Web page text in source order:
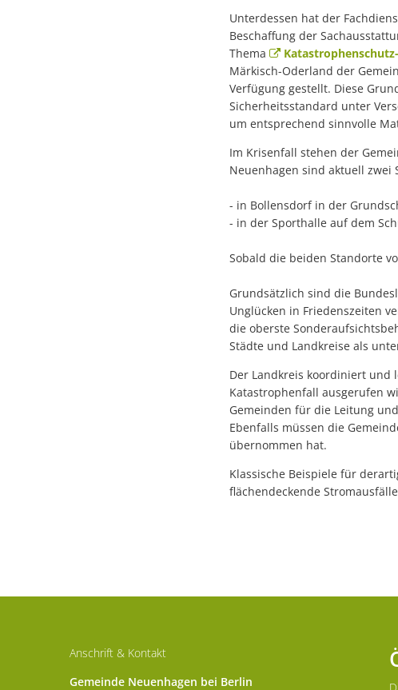
Unterdessen hat der
Beschaffung der
Thema
Märkisch-Oderland der
Verfügung gestellt. Diese
Sicherheitsstandard unter
um entsprechend sinnvolle
Im Krisenfall stehen der
Neuenhagen sind aktuell
- in Bollensdorf in der
- in der Sporthalle auf dem
Sobald die beiden Standorte
Grundsätzlich sind die
Unglücken in Friedenszeiten
die oberste
Städte und Landkreise als
Der Landkreis koordiniert
Katastrophenfall ausgerufen
Gemeinden für die Leitung
Ebenfalls müssen die
übernommen hat.
Klassische Beispiele für
flächendeckende
Anschrift & Kontakt
Gemeinde Neuenhagen bei Berlin